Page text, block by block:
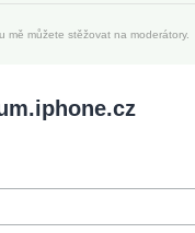
u mě můžete stěžovat na moderátory.